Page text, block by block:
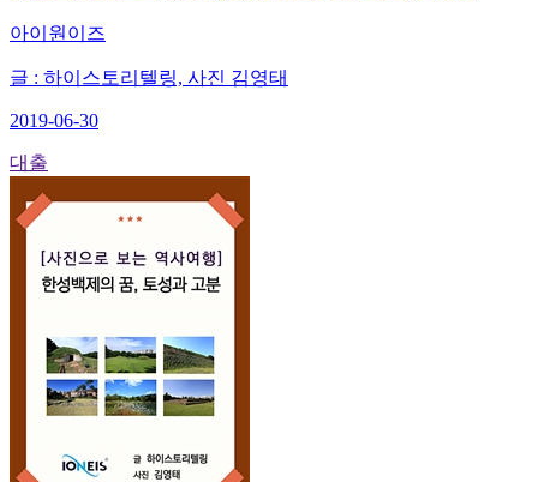
아이원이즈
글 : 하이스토리텔링, 사진 김영태
2019-06-30
대출